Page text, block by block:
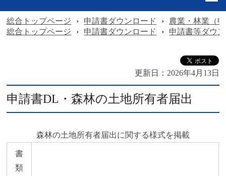
総合トップページ › 申請書ダウンロード ›
農業・林業（
総合トップページ
› 申請書ダウンロード › 申請書等ダウ
更新日： 2026年4月13日
申請書DL・森林の土地所有者届出
森林の土地所有者届出に関する様式を掲載
書
類